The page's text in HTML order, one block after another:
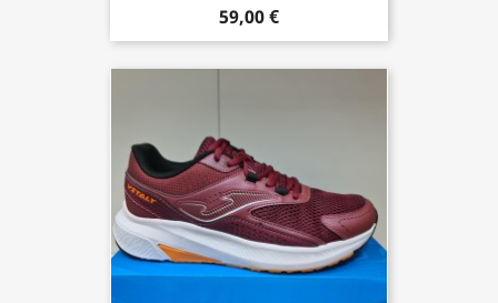
59,00 €